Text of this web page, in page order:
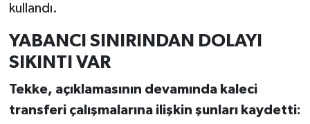
kullandı.
YABANCI SINIRINDAN DOLAYI
SIKINTI VAR
Tekke, açıklamasının devamında kaleci
transferi çalışmalarına ilişkin şunları kaydetti: